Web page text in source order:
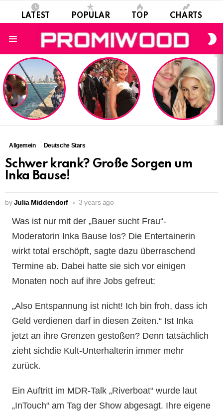
LATEST POPULAR TOP CHARTS
LATEST
STORIES
Allgemein Deutsche Stars
Schwer krank? Große Sorgen um
Inka Bause!
by Julia Middendorf 3 years ago
Was ist nur mit der „Bauer sucht Frau“-
Moderatorin Inka Bause los? Die Entertainerin
wirkt total erschöpft, sagte dazu überraschend
Termine ab. Dabei hatte sie sich vor einigen
Monaten noch auf ihre Jobs gefreut:
„Also Entspannung ist nicht! Ich bin froh, dass ich
Geld verdienen darf in diesen Zeiten.“ Ist Inka
jetzt an ihre Grenzen gestoßen? Denn tatsächlich
zieht sichdie Kult-Unterhalterin immer mehr
zurück.
Ein Auftritt im MDR-Talk „Riverboat“ wurde laut
„InTouch“ am Tag der Show abgesagt. Ihre eigene